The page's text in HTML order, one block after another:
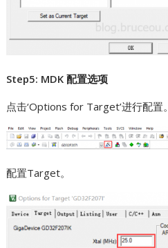
Step5: MDK 配置选项
点击‘Options for Target’进行配置。
配置Target。